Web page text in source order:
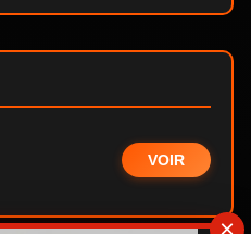
VOIR